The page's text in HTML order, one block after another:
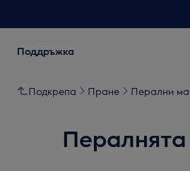
Поддръжка
Подкрепа Пране Перални